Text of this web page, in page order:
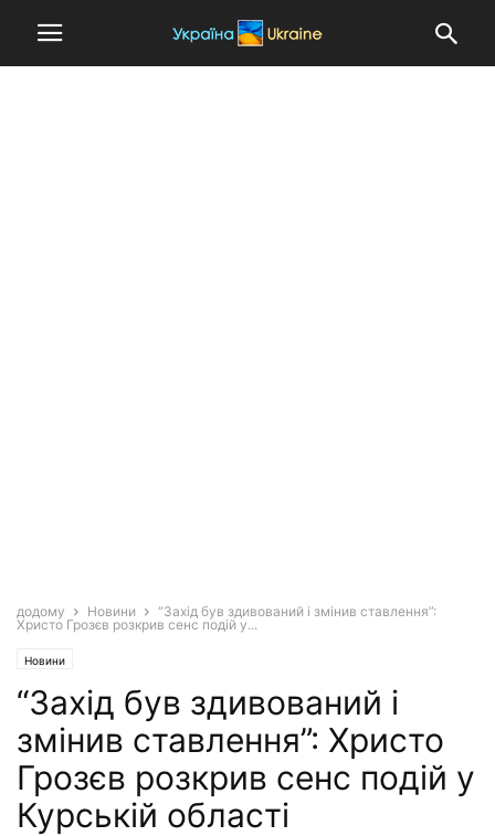
додому Новини
“Захід був здивований і змінив ставлення”:
Христо Грозєв розкрив сенс подій у...
Новини
“Захід був здивований і
змінив ставлення”: Христо
Грозєв розкрив сенс подій у
Курській області